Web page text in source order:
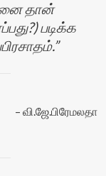
தான்
படிக்க
வி.ஜே.பிரேமலதா